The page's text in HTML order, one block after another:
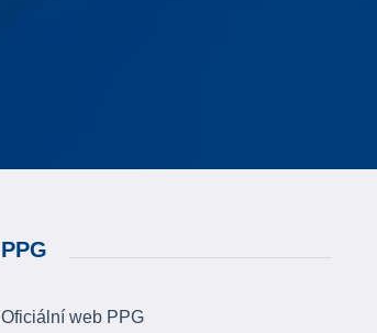
PPG
Oficiální web PPG